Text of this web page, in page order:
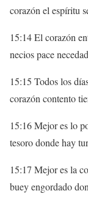
corazón el espíritu
15:14 El corazón
necios pace
15:15 Todos los
corazón contento
15:16 Mejor es lo
tesoro donde hay
15:17 Mejor es la
buey engordado